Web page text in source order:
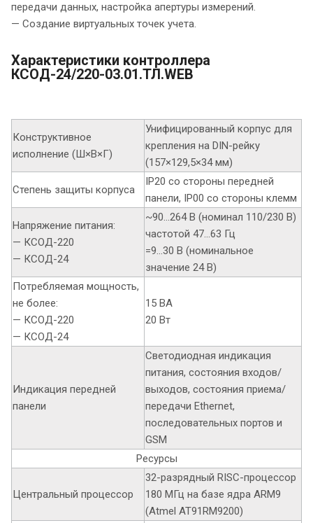
передачи данных, настройка апертуры измерений.
— Создание виртуальных точек учета.
Характеристики контроллера
КСОД-24/220-03.01.ТЛ.WEB
Конструктивное
исполнение (Ш×В×Г)
Унифицированный корпус для
крепления на DIN-рейку
(157×129,5×34 мм)
Степень защиты корпуса
IP20 со стороны передней
панели, IP00 со стороны клемм
Напряжение питания:
— КСОД-220
— КСОД-24
~90…264 В (номинал 110/230 В)
частотой 47…63 Гц
=9…30 В (номинальное
значение 24 В)
Потребляемая мощность,
не более:
— КСОД-220
— КСОД-24
15 ВА
20 Вт
Индикация передней
панели
Светодиодная индикация
питания, состояния входов/
выходов, состояния приема/
передачи Ethernet,
последовательных портов и
GSM
Ресурсы
Центральный процессор
32-разрядный RISC-процессор
180 МГц на базе ядра ARM9
(Atmel AT91RM9200)